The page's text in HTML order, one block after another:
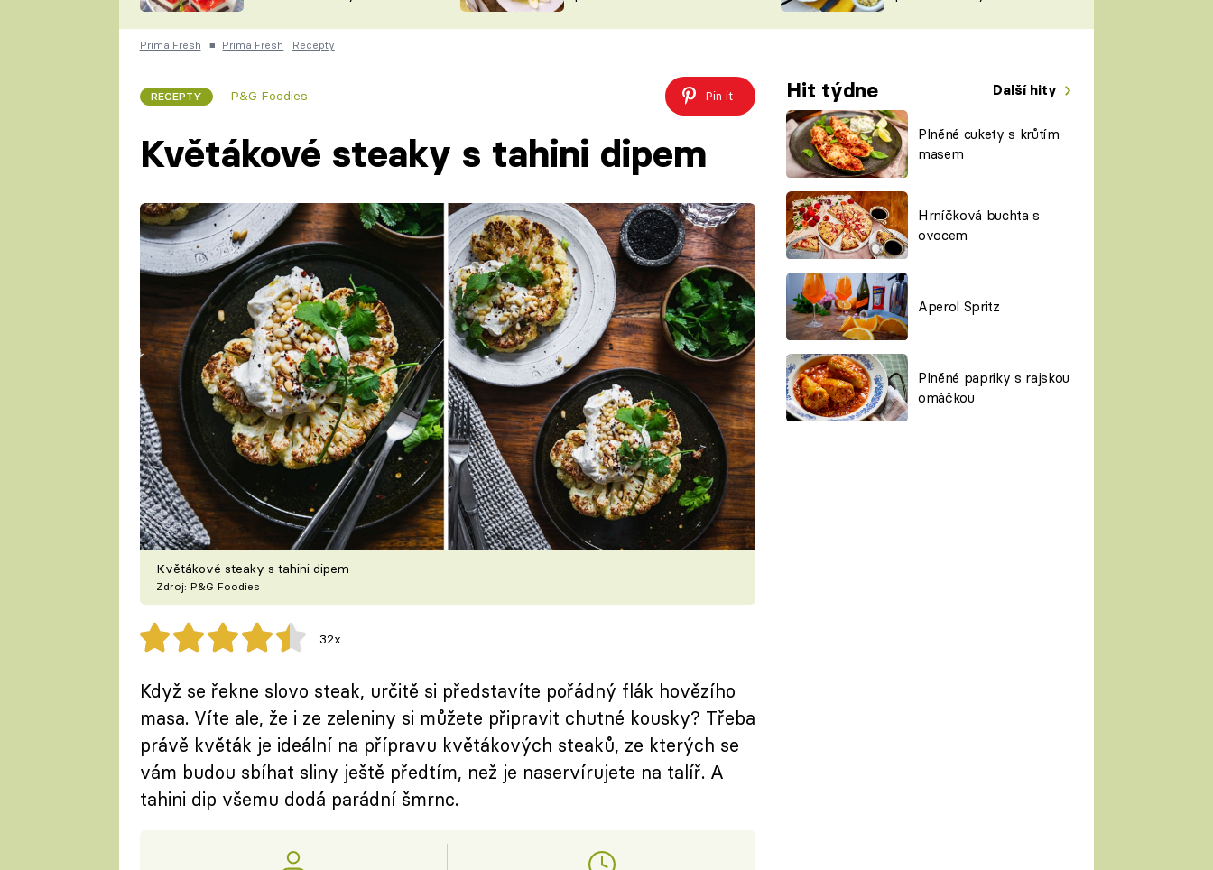
ČESKO NA TALÍŘI
KUCHAŘKA
VYCHYTÁVKY
ŠÉFREDAKTORKY
ČASOPIS
Prima Fresh ■ Prima Fresh Recepty
RECEPTY P&G Foodies Pin it Hit týdne Další hity
Plněné cukety s krůtím
masem
Hrníčková buchta s
ovocem
Aperol Spritz
Plněné papriky s rajskou
omáčkou
Květákové steaky s tahini dipem
Květákové steaky s tahini dipem
Zdroj: P&G Foodies
32x
Když se řekne slovo steak, určitě si představíte pořádný flák hovězího
masa. Víte ale, že i ze zeleniny si můžete připravit chutné kousky? Třeba
právě květák je ideální na přípravu květákových steaků, ze kterých se
vám budou sbíhat sliny ještě předtím, než je naservírujete na talíř. A
tahini dip všemu dodá parádní šmrnc.